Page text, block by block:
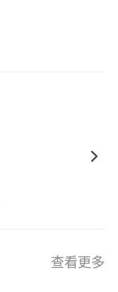
查看更多